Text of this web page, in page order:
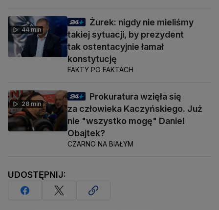
44 min
Żurek: nigdy nie mieliśmy
takiej sytuacji, by prezydent
tak ostentacyjnie łamał
konstytucję
FAKTY PO FAKTACH
28 min
Prokuratura wzięła się
za człowieka Kaczyńskiego. Już
nie "wszystko mogę" Daniel
Obajtek?
CZARNO NA BIAŁYM
UDOSTĘPNIJ: